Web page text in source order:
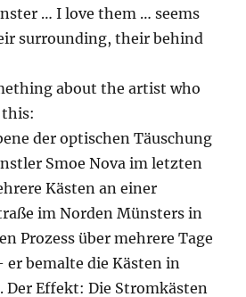
… I love them … seems
surrounding, their behind
about the artist who
der optischen Täuschung
Smoe Nova im letzten
Kästen an einer
im Norden Münsters in
Prozess über mehrere Tage
er bemalte die Kästen in
Der Effekt: Die Stromkästen